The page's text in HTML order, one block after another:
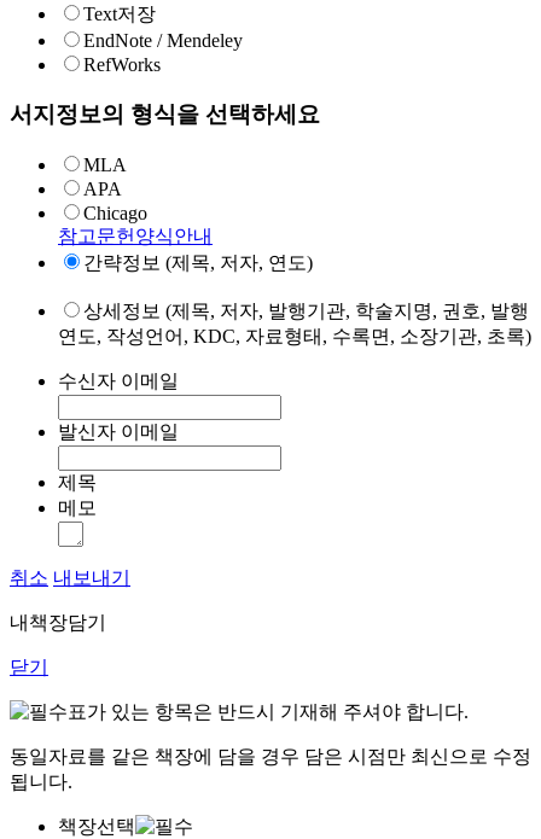
Text저장
EndNote / Mendeley
RefWorks
서지정보의 형식을 선택하세요
MLA
APA
Chicago
참고문헌양식안내
간략정보 (제목, 저자, 연도)
상세정보 (제목, 저자, 발행기관, 학술지명, 권호, 발행
연도, 작성언어, KDC, 자료형태, 수록면, 소장기관, 초록)
수신자 이메일
발신자 이메일
제목
메모
취소 내보내기
내책장담기
닫기
표가 있는 항목은 반드시 기재해 주셔야 합니다.
동일자료를 같은 책장에 담을 경우 담은 시점만 최신으로 수정
됩니다.
책장선택